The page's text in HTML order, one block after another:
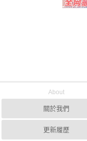
About
關於我們
更新履歷